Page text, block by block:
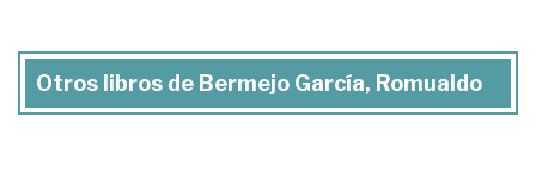
Otros libros de Bermejo García, Romualdo